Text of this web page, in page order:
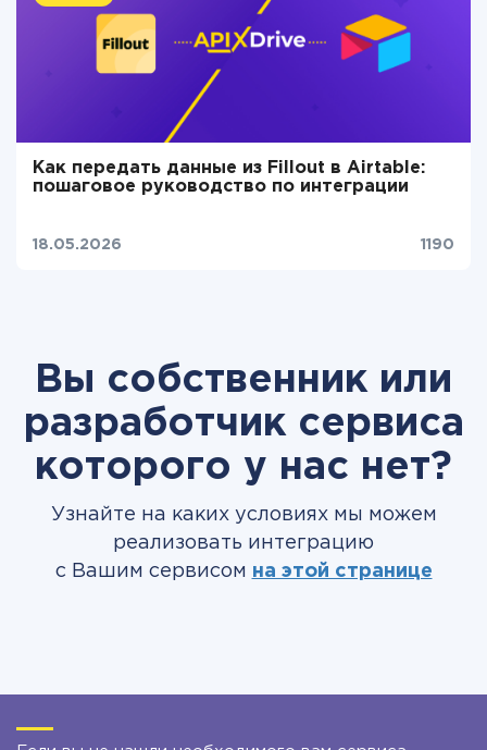
Как передать данные из Fillout в Airtable:
пошаговое руководство по интеграции
18.05.2026 1190
Вы собственник или
разработчик сервиса
которого у нас нет?
Узнайте на каких условиях мы можем
реализовать интеграцию
с Вашим сервисом на этой странице